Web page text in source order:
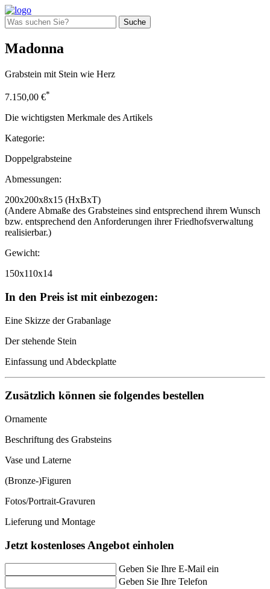
Suche
Madonna
Grabstein mit Stein wie Herz
7.150,00 €*
Die wichtigsten Merkmale des Artikels
Kategorie:
Doppelgrabsteine
Abmessungen:
200x200x8x15 (HxBхT)
(Andere Abmaße des Grabsteines sind entsprechend ihrem Wunsch
bzw. entsprechend den Anforderungen ihrer Friedhofsverwaltung
realisierbar.)
Gewicht:
150x110x14
In den Preis ist mit einbezogen:
Eine Skizze der Grabanlage
Der stehende Stein
Einfassung und Abdeckplatte
Zusätzlich können sie folgendes bestellen
Ornamente
Beschriftung des Grabsteins
Vase und Laterne
(Bronze-)Figuren
Fotos/Portrait-Gravuren
Lieferung und Montage
Jetzt kostenloses Angebot einholen
Geben Sie Ihre E-Mail ein
Geben Sie Ihre Telefon